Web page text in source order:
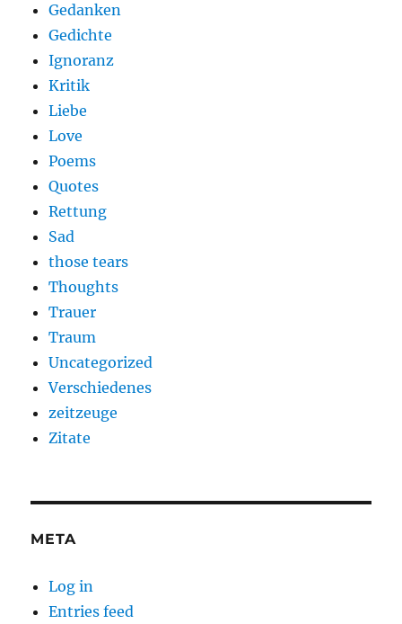
Gedanken
Gedichte
Ignoranz
Kritik
Liebe
Love
Poems
Quotes
Rettung
Sad
those tears
Thoughts
Trauer
Traum
Uncategorized
Verschiedenes
zeitzeuge
Zitate
META
Log in
Entries feed